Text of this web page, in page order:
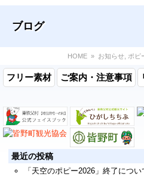
ブログ
HOME » お知らせ ポピ
フリー素材 ご案内・注意事項
最近の投稿
「天空のポピー2026」終了につい